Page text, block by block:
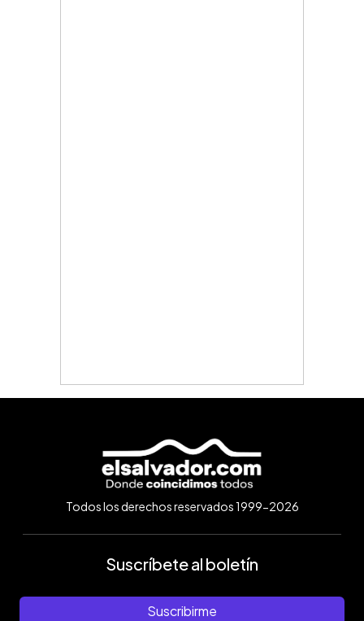
Todos los derechos reservados 1999-2026
Suscríbete al boletín
Suscribirme